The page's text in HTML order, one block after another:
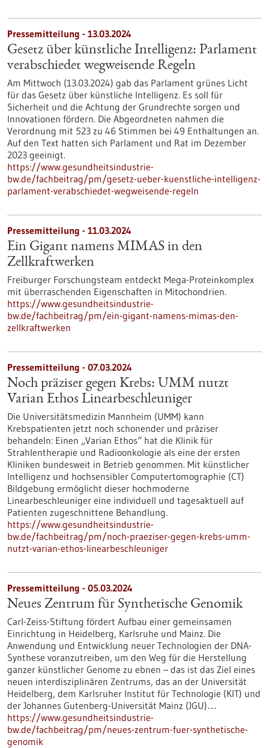
Pressemitteilung - 13.03.2024
Gesetz über künstliche Intelligenz: Parlament
verabschiedet wegweisende Regeln
Am Mittwoch (13.03.2024) gab das Parlament grünes Licht
für das Gesetz über künstliche Intelligenz. Es soll für
Sicherheit und die Achtung der Grundrechte sorgen und
Innovationen fördern. Die Abgeordneten nahmen die
Verordnung mit 523 zu 46 Stimmen bei 49 Enthaltungen an.
Auf den Text hatten sich Parlament und Rat im Dezember
2023 geeinigt.
https://www.gesundheitsindustrie-
bw.de/fachbeitrag/pm/gesetz-ueber-kuenstliche-intelligenz-
parlament-verabschiedet-wegweisende-regeln
Pressemitteilung - 11.03.2024
Ein Gigant namens MIMAS in den
Zellkraftwerken
Freiburger Forschungsteam entdeckt Mega-Proteinkomplex
mit überraschenden Eigenschaften in Mitochondrien.
https://www.gesundheitsindustrie-
bw.de/fachbeitrag/pm/ein-gigant-namens-mimas-den-
zellkraftwerken
Pressemitteilung - 07.03.2024
Noch präziser gegen Krebs: UMM nutzt
Varian Ethos Linearbeschleuniger
Die Universitätsmedizin Mannheim (UMM) kann
Krebspatienten jetzt noch schonender und präziser
behandeln: Einen „Varian Ethos“ hat die Klinik für
Strahlentherapie und Radioonkologie als eine der ersten
Kliniken bundesweit in Betrieb genommen. Mit künstlicher
Intelligenz und hochsensibler Computertomographie (CT)
Bildgebung ermöglicht dieser hochmoderne
Linearbeschleuniger eine individuell und tagesaktuell auf
Patienten zugeschnittene Behandlung.
https://www.gesundheitsindustrie-
bw.de/fachbeitrag/pm/noch-praeziser-gegen-krebs-umm-
nutzt-varian-ethos-linearbeschleuniger
Pressemitteilung - 05.03.2024
Neues Zentrum für Synthetische Genomik
Carl-Zeiss-Stiftung fördert Aufbau einer gemeinsamen
Einrichtung in Heidelberg, Karlsruhe und Mainz. Die
Anwendung und Entwicklung neuer Technologien der DNA-
Synthese voranzutreiben, um den Weg für die Herstellung
ganzer künstlicher Genome zu ebnen – das ist das Ziel eines
neuen interdisziplinären Zentrums, das an der Universität
Heidelberg, dem Karlsruher Institut für Technologie (KIT) und
der Johannes Gutenberg-Universität Mainz (JGU)…
https://www.gesundheitsindustrie-
bw.de/fachbeitrag/pm/neues-zentrum-fuer-synthetische-
genomik